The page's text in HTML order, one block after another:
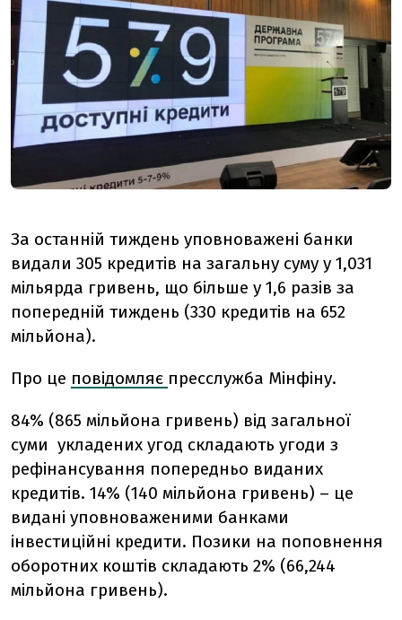
За останній тиждень уповноважені банки
видали 305 кредитів на загальну суму у 1,031
мільярда гривень, що більше у 1,6 разів за
попередній тиждень (330 кредитів на 652
мільйона).
Про це повідомляє пресслужба Мінфіну.
84% (865 мільйона гривень) від загальної
суми укладених угод складають угоди з
рефінансування попередньо виданих
кредитів. 14% (140 мільйона гривень) – це
видані уповноваженими банками
інвестиційні кредити. Позики на поповнення
оборотних коштів складають 2% (66,244
мільйона гривень).